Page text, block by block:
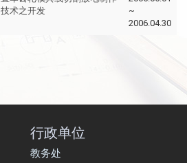
技术之开发
~
2006.04.30
行政单位
教务处